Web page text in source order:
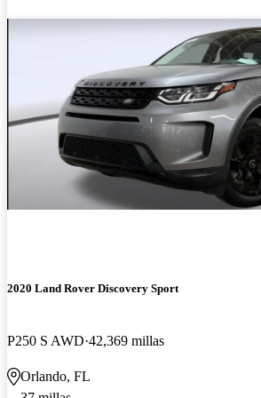
2020 Land Rover Discovery Sport
P250 S AWD 42,369 millas
Orlando, FL